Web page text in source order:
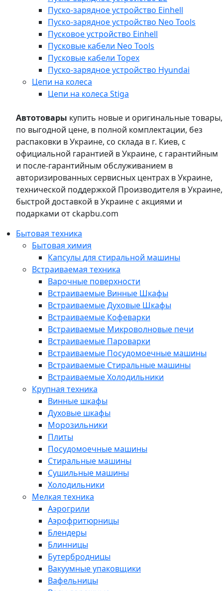
Пуско-зарядное устройство Einhell
Пуско-зарядное устройство Neo Tools
Пусковое устройство Einhell
Пусковые кабели Neo Tools
Пусковые кабели Topex
Пуско-зарядное устройство Hyundai
Цепи на колеса
Цепи на колеса Stiga
Автотовары купить новые и оригинальные товары,
по выгодной цене, в полной комплектации, без
распаковки в Украине, со склада в г. Киев, с
официальной гарантией в Украине, с гарантийным
и после-гарантийным обслуживанием в
авторизированных сервисных центрах в Украине,
технической поддержкой Производителя в Украине,
быстрой доставкой в Украине с акциями и
подарками от ckapbu.com
Бытовая техника
Бытовая химия
Капсулы для стиральной машины
Встраиваемая техника
Варочные поверхности
Встраиваемые Винные Шкафы
Встраиваемые Духовые Шкафы
Встраиваемые Кофеварки
Встраиваемые Микроволновые печи
Встраиваемые Пароварки
Встраиваемые Посудомоечные машины
Встраиваемые Стиральные машины
Встраиваемые Холодильники
Крупная техника
Винные шкафы
Духовые шкафы
Морозильники
Плиты
Посудомоечные машины
Стиральные машины
Сушильные машины
Холодильники
Мелкая техника
Аэрогрили
Аэрофритюрницы
Блендеры
Блинницы
Бутербродницы
Вакуумные упаковщики
Вафельницы